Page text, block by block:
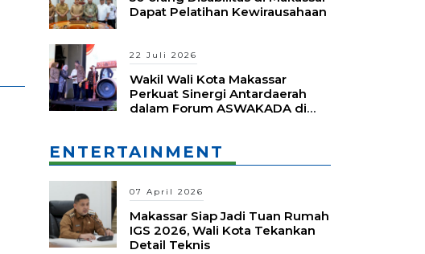
Dapat Pelatihan Kewirausahaan
22 Juli 2026
Wakil Wali Kota Makassar
Perkuat Sinergi Antardaerah
dalam Forum ASWAKADA di
ENTERTAINMENT
07 April 2026
Makassar Siap Jadi Tuan Rumah
IGS 2026, Wali Kota Tekankan
Detail Teknis